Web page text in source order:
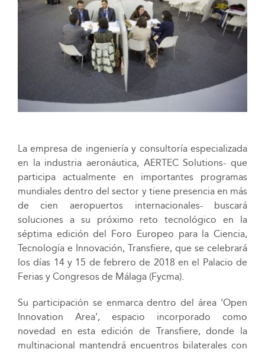
La empresa de ingeniería y consultoría especializada
en la industria aeronáutica, AERTEC Solutions- que
participa actualmente en importantes programas
mundiales dentro del sector y tiene presencia en más
de cien aeropuertos internacionales- buscará
soluciones a su próximo reto tecnológico en la
séptima edición del Foro Europeo para la Ciencia,
Tecnología e Innovación, Transfiere, que se celebrará
los días 14 y 15 de febrero de 2018 en el Palacio de
Ferias y Congresos de Málaga (Fycma).
Su participación se enmarca dentro del área ‘Open
Innovation Area’, espacio incorporado como
novedad en esta edición de Transfiere, donde la
multinacional mantendrá encuentros bilaterales con